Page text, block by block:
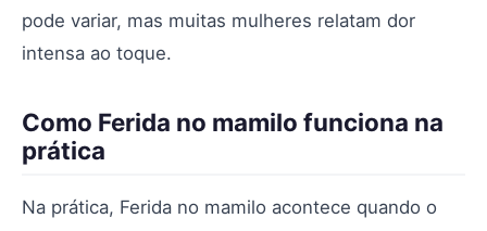
pode variar, mas muitas mulheres relatam dor
intensa ao toque.
Como Ferida no mamilo funciona na
prática
Na prática, Ferida no mamilo acontece quando o